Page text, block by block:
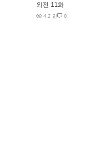
외전 11화
4.2 만 0